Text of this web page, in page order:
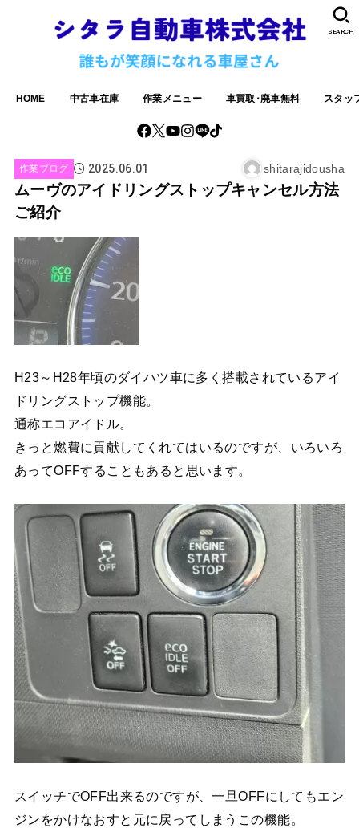
HOME 中古車在庫 作業メニュー 車買取･廃車無料 スタッ
SEARCH
作業ブログ 2025.06.01 shitarajidousha
ムーヴのアイドリングストップキャンセル方法
ご紹介
H23～H28年頃のダイハツ車に多く搭載されているアイ
ドリングストップ機能。
通称エコアイドル。
きっと燃費に貢献してくれてはいるのですが、いろいろ
あってOFFすることもあると思います。
スイッチでOFF出来るのですが、一旦OFFにしてもエン
ジンをかけなおすと元に戻ってしまうこの機能。